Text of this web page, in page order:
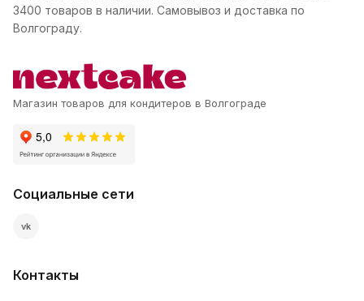
3400 товаров в наличии. Самовывоз и доставка по
Волгограду.
Магазин товаров для кондитеров в Волгограде
Социальные сети
vk
Контакты